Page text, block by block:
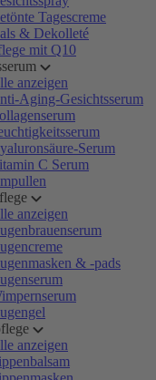
Tagescreme
& Dekolleté
mit Q10
anzeigen
Aging-Gesichtsserum
Serum
C Serum
anzeigen
& -pads
anzeigen